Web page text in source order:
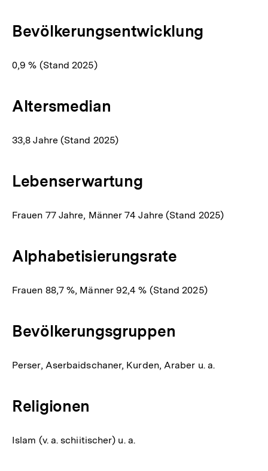
Bevölkerungsentwicklung
0,9 % (Stand 2025)
Altersmedian
33,8 Jahre (Stand 2025)
Lebenserwartung
Frauen 77 Jahre, Männer 74 Jahre (Stand 2025)
Alphabetisierungsrate
Frauen 88,7 %, Männer 92,4 % (Stand 2025)
Bevölkerungsgruppen
Perser, Aserbaidschaner, Kurden, Araber u. a.
Religionen
Islam (v. a. schiitischer) u. a.